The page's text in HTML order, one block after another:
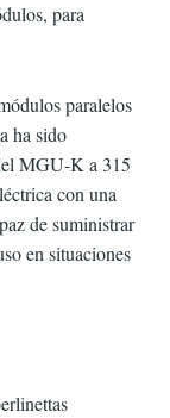
para
paralelos
ha sido
MGU-K a 315
con una
de suministrar
en situaciones